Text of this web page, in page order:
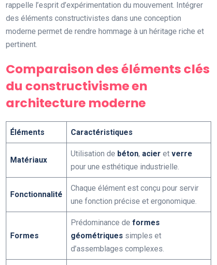
rappelle l’esprit d’expérimentation du mouvement. Intégrer
des éléments constructivistes dans une conception
moderne permet de rendre hommage à un héritage riche et
pertinent.
Comparaison des éléments clés
du constructivisme en
architecture moderne
Éléments Caractéristiques
Matériaux
Utilisation de béton, acier et verre
pour une esthétique industrielle.
Fonctionnalité
Chaque élément est conçu pour servir
une fonction précise et ergonomique.
Formes
Prédominance de formes
géométriques simples et
d’assemblages complexes.